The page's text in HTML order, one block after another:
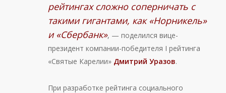
рейтингах сложно соперничать с
такими гигантами, как «Норникель»
и «Сбербанк», — поделился вице-
президент компании-победителя I рейтинга
«Святые Карелии» Дмитрий Уразов.
При разработке рейтинга социального